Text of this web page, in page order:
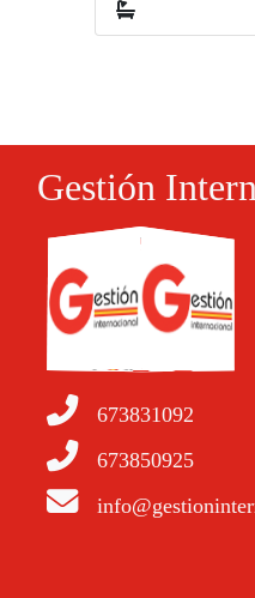
Gestión
673831092
673850925